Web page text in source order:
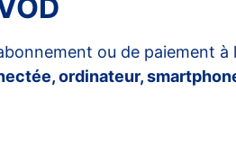
ou de paiement
ordinateur,